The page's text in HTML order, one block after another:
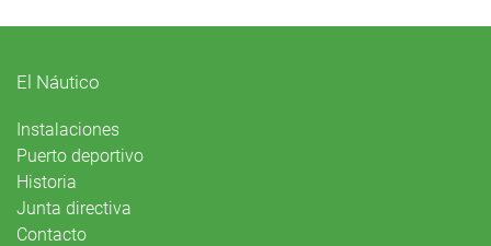
El Náutico
Instalaciones
Puerto deportivo
Historia
Junta directiva
Contacto